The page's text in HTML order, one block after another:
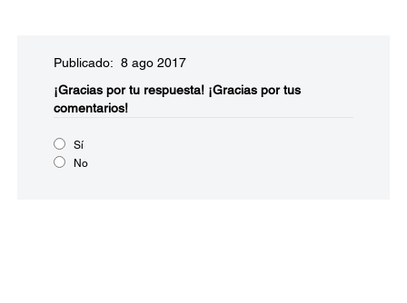
Publicado: 8 ago 2017
¡Gracias por tu respuesta! ¡Gracias por tus
comentarios!
Sí
No